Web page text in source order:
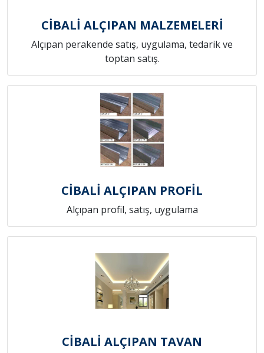
CİBALİ ALÇIPAN MALZEMELERİ
Alçıpan perakende satış, uygulama, tedarik ve
toptan satış.
CİBALİ ALÇIPAN PROFİL
Alçıpan profil, satış, uygulama
CİBALİ ALÇIPAN TAVAN